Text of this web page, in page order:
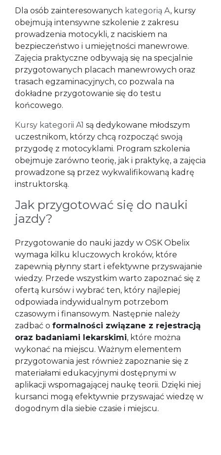
Dla osób zainteresowanych kategorią A, kursy
obejmują intensywne szkolenie z zakresu
prowadzenia motocykli, z naciskiem na
bezpieczeństwo i umiejętności manewrowe.
Zajęcia praktyczne odbywają się na specjalnie
przygotowanych placach manewrowych oraz
trasach egzaminacyjnych, co pozwala na
dokładne przygotowanie się do testu
końcowego.
Kursy kategorii A1 są dedykowane młodszym
uczestnikom, którzy chcą rozpocząć swoją
przygodę z motocyklami. Program szkolenia
obejmuje zarówno teorię, jak i praktykę, a zajęcia
prowadzone są przez wykwalifikowaną kadrę
instruktorską.
Jak przygotować się do nauki
jazdy?
Przygotowanie do nauki jazdy w OSK Obelix
wymaga kilku kluczowych kroków, które
zapewnią płynny start i efektywne przyswajanie
wiedzy. Przede wszystkim warto zapoznać się z
ofertą kursów i wybrać ten, który najlepiej
odpowiada indywidualnym potrzebom
czasowym i finansowym. Następnie należy
zadbać o formalności związane z rejestracją
oraz badaniami lekarskimi, które można
wykonać na miejscu. Ważnym elementem
przygotowania jest również zapoznanie się z
materiałami edukacyjnymi dostępnymi w
aplikacji wspomagającej naukę teorii. Dzięki niej
kursanci mogą efektywnie przyswajać wiedzę w
dogodnym dla siebie czasie i miejscu.